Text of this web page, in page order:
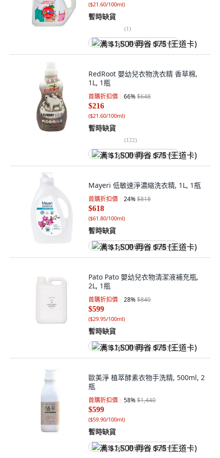
($21.60/100ml)
暫時缺貨
(1)
满 $1,500 再省 $75 (王道卡)
RedRoot 嬰幼兒衣物洗衣精 香草棉,
1L, 1瓶
首購折扣價 66%$648
$216
($21.60/100ml)
暫時缺貨
(122)
满 $1,500 再省 $75 (王道卡)
Mayeri 低敏速淨濃縮洗衣精, 1L, 1瓶
首購折扣價 24%$818
$618
($61.80/100ml)
暫時缺貨
满 $1,500 再省 $75 (王道卡)
Pato Pato 嬰幼兒衣物清潔液補充瓶,
2L, 1瓶
首購折扣價 28%$840
$599
($29.95/100ml)
暫時缺貨
满 $1,500 再省 $75 (王道卡)
歐美淨 植萃酵素衣物手洗精, 500ml, 2
瓶
首購折扣價 58%$1,440
$599
($59.90/100ml)
暫時缺貨
满 $1,500 再省 $75 (王道卡)